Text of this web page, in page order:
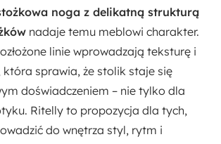
noga z delikatną strukturą
nadaje temu meblowi charakter.
linie wprowadzają teksturę i
która sprawia, że stolik staje się
doświadczeniem – nie tylko dla
Ritelly to propozycja dla tych,
do wnętrza styl, rytm i